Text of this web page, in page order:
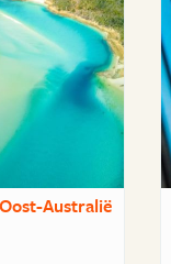
Australië